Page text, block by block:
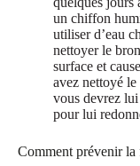
un chiffon
utiliser d’eau
nettoyer le
surface et
avez nettoyé
vous devrez
pour lui
Comment prévenir la